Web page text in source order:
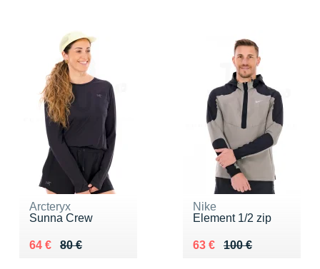
Arcteryx
Sunna Crew
80 €
Au lieu de 80 €
64 €
Vendu 64 €
Nike
Element 1/2 zip
100 €
Au lieu de 100 €
63 €
Vendu 63 €